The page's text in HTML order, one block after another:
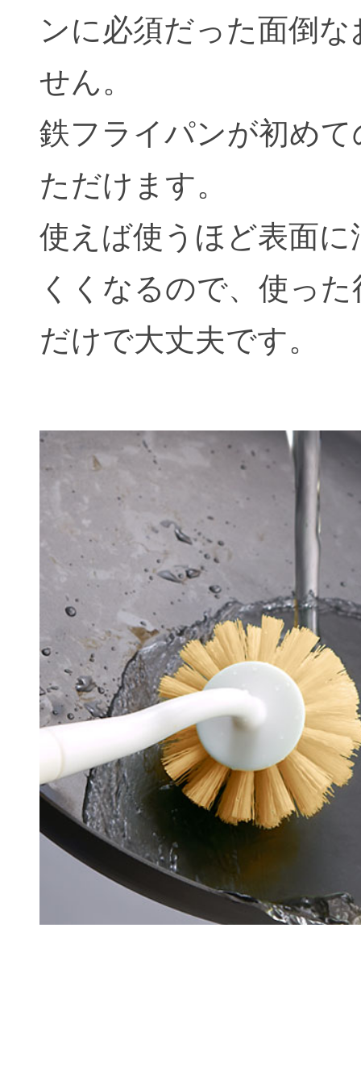
ンに必須だった面倒
せん。
鉄フライパンが初め
ただけます。
使えば使うほど表面
くくなるので、使っ
だけで大丈夫です。